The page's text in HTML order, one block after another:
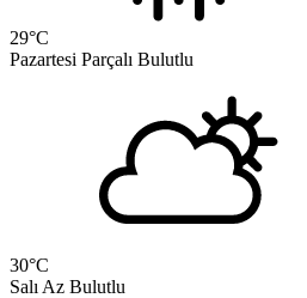
29°C
Pazartesi Parçalı Bulutlu
30°C
Salı Az Bulutlu